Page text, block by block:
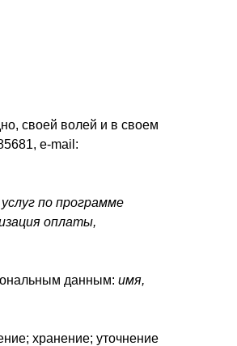
своей волей и в своем
e-mail:
по программе
оплаты,
данным: имя,
хранение; уточнение